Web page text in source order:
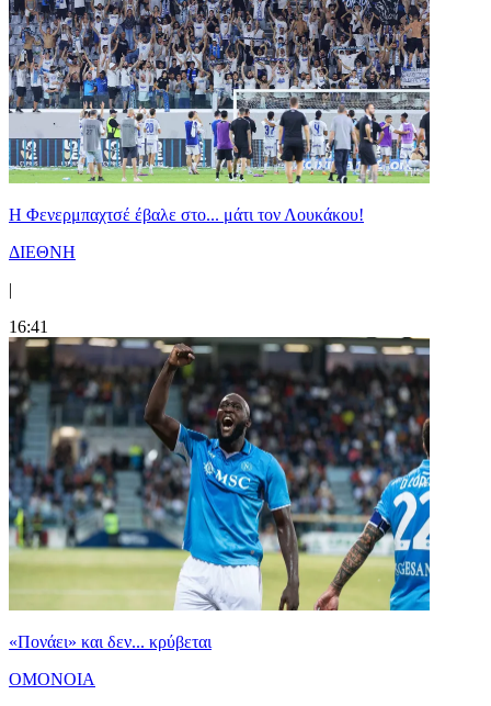
Η Φενερμπαχτσέ έβαλε στο... μάτι τον Λουκάκου!
ΔΙΕΘΝΗ
|
16:41
«Πονάει» και δεν... κρύβεται
ΟΜΟΝΟΙΑ